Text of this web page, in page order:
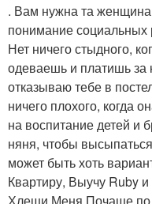
. Вам нужна та
понимание
Нет ничего стыдного,
одеваешь и платишь за
отказываю тебе в
ничего плохого, когда
на воспитание детей и
няня, чтобы
может быть хоть
Квартиру, Выучу Ruby
Хлещи Меня Почаще по